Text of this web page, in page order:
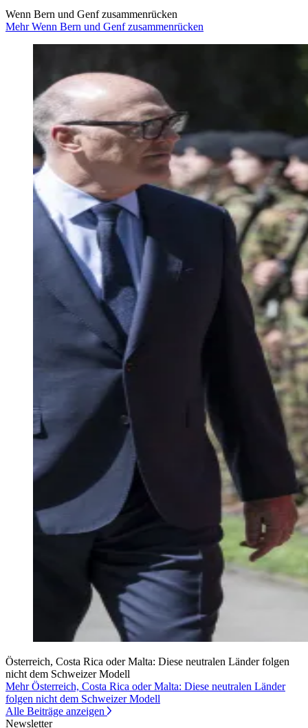
Wenn Bern und Genf zusammenrücken
Mehr Wenn Bern und Genf zusammenrücken
Österreich, Costa Rica oder Malta: Diese neutralen Länder folgen
nicht dem Schweizer Modell
Mehr Österreich, Costa Rica oder Malta: Diese neutralen Länder
folgen nicht dem Schweizer Modell
Alle Beiträge anzeigen
Newsletter